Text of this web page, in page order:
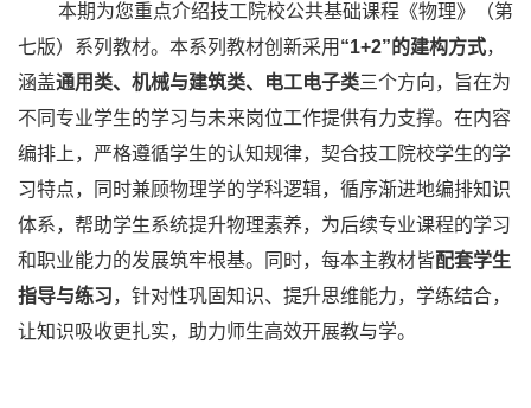
本期为您重点介绍技工院校公共基础课程《物理》（第
七版）系列教材。本系列教材创新采用 “1+2”的建构方式，
涵盖通用类、机械与建筑类、电工电子类三个方向，旨在为
不同专业学生的学习与未来岗位工作提供有力支撑。在内容
编排上，严格遵循学生的认知规律，契合技工院校学生的学
习特点，同时兼顾物理学的学科逻辑，循序渐进地编排知识
体系，帮助学生系统提升物理素养，为后续专业课程的学习
和职业能力的发展筑牢根基。同时，每本主教材皆配套学生
指导与练习，针对性巩固知识、提升思维能力，学练结合，
让知识吸收更扎实，助力师生高效开展教与学。